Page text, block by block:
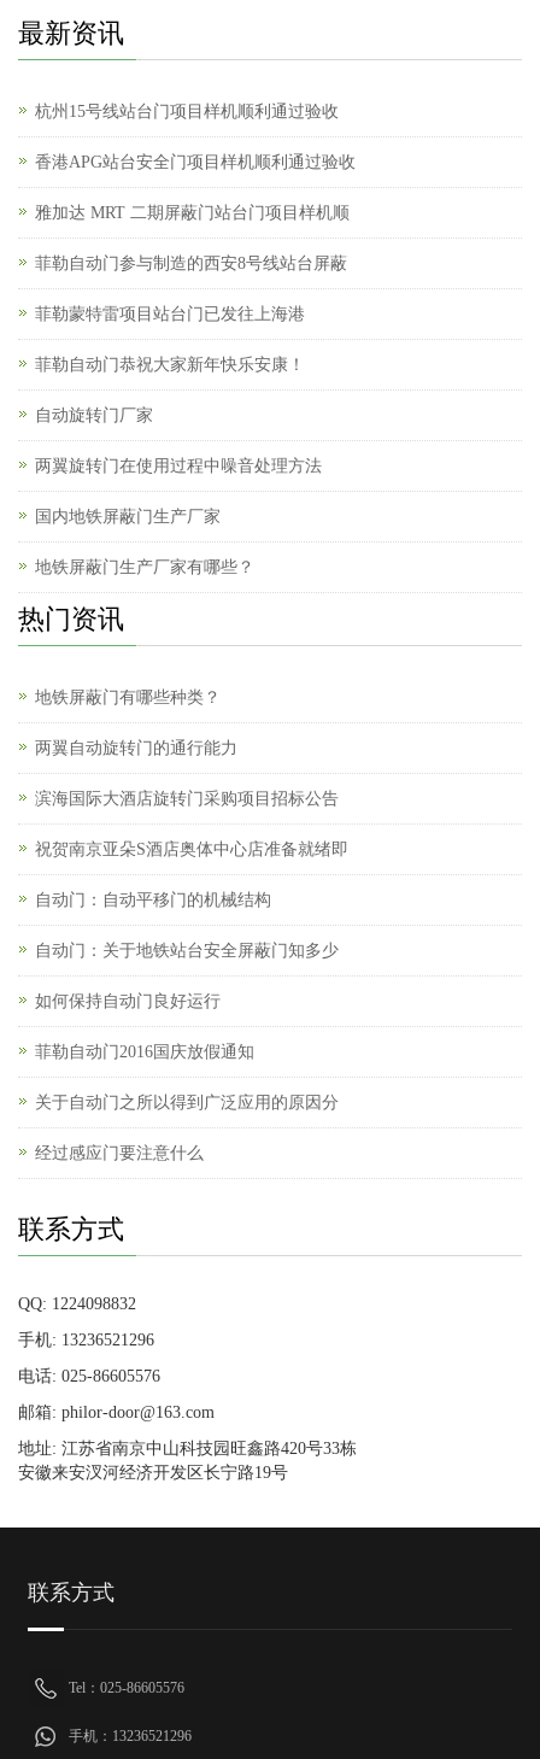
最新资讯
杭州15号线站台门项目样机顺利通过验收
香港APG站台安全门项目样机顺利通过验收
雅加达 MRT 二期屏蔽门站台门项目样机顺
菲勒自动门参与制造的西安8号线站台屏蔽
菲勒蒙特雷项目站台门已发往上海港
菲勒自动门恭祝大家新年快乐安康！
自动旋转门厂家
两翼旋转门在使用过程中噪音处理方法
国内地铁屏蔽门生产厂家
地铁屏蔽门生产厂家有哪些？
热门资讯
地铁屏蔽门有哪些种类？
两翼自动旋转门的通行能力
滨海国际大酒店旋转门采购项目招标公告
祝贺南京亚朵S酒店奥体中心店准备就绪即
自动门：自动平移门的机械结构
自动门：关于地铁站台安全屏蔽门知多少
如何保持自动门良好运行
菲勒自动门2016国庆放假通知
关于自动门之所以得到广泛应用的原因分
经过感应门要注意什么
联系方式
QQ: 1224098832
手机: 13236521296
电话: 025-86605576
邮箱: philor-door@163.com
地址: 江苏省南京中山科技园旺鑫路420号33栋
安徽来安汊河经济开发区长宁路19号
联系方式
Tel：025-86605576
手机：13236521296